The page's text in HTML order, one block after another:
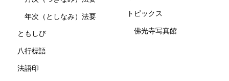
年次（としなみ）法要
ともしび
八行標語
法語印
トピックス
佛光寺写真館